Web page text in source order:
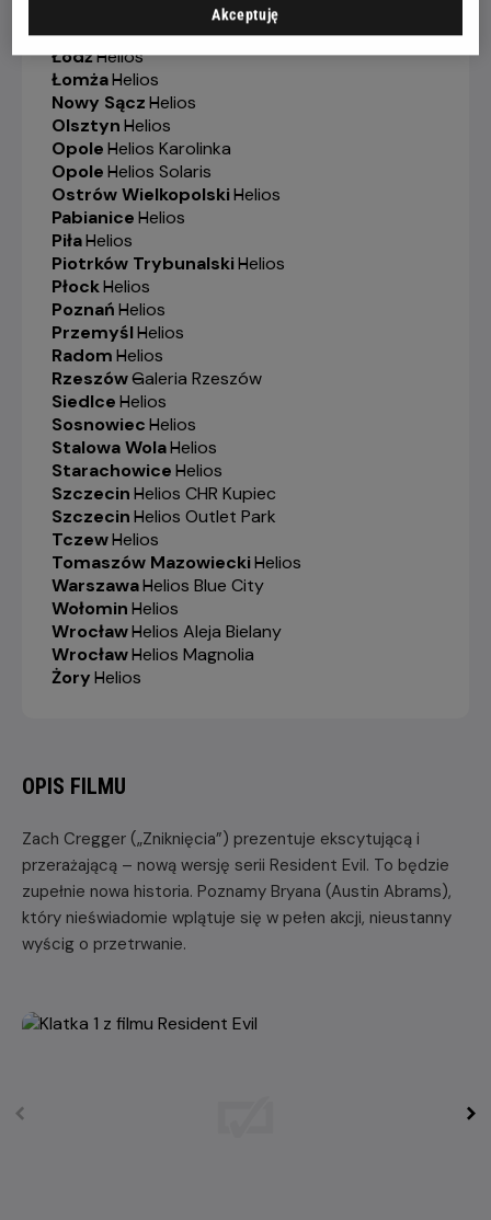
Lubin-
Helios
Łódź-
Helios
Łomża-
Helios
Nowy Sącz-
Helios
Olsztyn-
Helios
Opole-
Helios Karolinka
Opole-
Helios Solaris
Ostrów Wielkopolski-
Helios
Pabianice-
Helios
Piła-
Helios
Piotrków Trybunalski-
Helios
Płock-
Helios
Poznań-
Helios
Przemyśl-
Helios
Radom-
Helios
Rzeszów-
Galeria Rzeszów
Siedlce-
Helios
Sosnowiec-
Helios
Stalowa Wola-
Helios
Starachowice-
Helios
Szczecin-
Helios CHR Kupiec
Szczecin-
Helios Outlet Park
Tczew-
Helios
Tomaszów Mazowiecki-
Helios
Warszawa-
Helios Blue City
Wołomin-
Helios
Wrocław-
Helios Aleja Bielany
Wrocław-
Helios Magnolia
Żory-
Helios
OPIS FILMU
Zach Cregger („Zniknięcia”) prezentuje ekscytującą i
przerażającą – nową wersję serii Resident Evil. To będzie
zupełnie nowa historia. Poznamy Bryana (Austin Abrams),
który nieświadomie wplątuje się w pełen akcji, nieustanny
wyścig o przetrwanie.
Akceptuję